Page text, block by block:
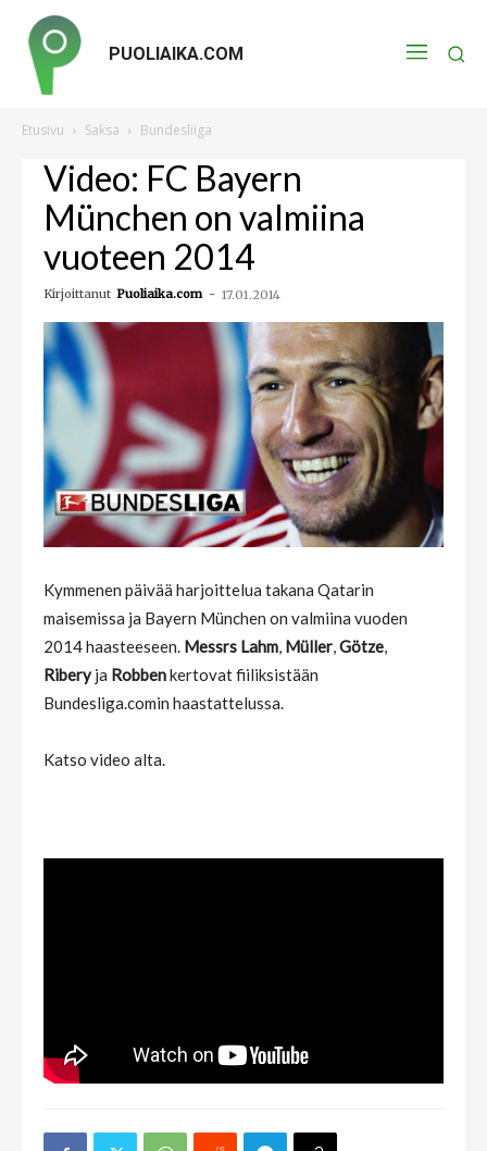
PUOLIAIKA.COM
Etusivu Saksa Bundesliiga
Video: FC Bayern
München on valmiina
vuoteen 2014
Kirjoittanut Puoliaika.com - 17.01.2014
Kymmenen päivää harjoittelua takana Qatarin
maisemissa ja Bayern München on valmiina vuoden
2014 haasteeseen. Messrs Lahm, Müller,Götze,
Riberyja Robbenkertovat fiiliksistään
Bundesliga.comin haastattelussa.
Katso video alta.